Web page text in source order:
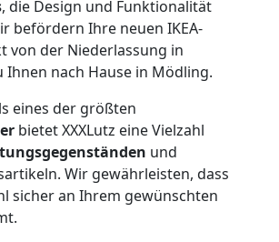
, die Design und Funktionalität
befördern Ihre neuen IKEA-
von der Niederlassung in
Ihnen nach Hause in Mödling.
eines der größten
bietet XXXLutz eine Vielzahl
und
Wir gewährleisten, dass
sicher an Ihrem gewünschten